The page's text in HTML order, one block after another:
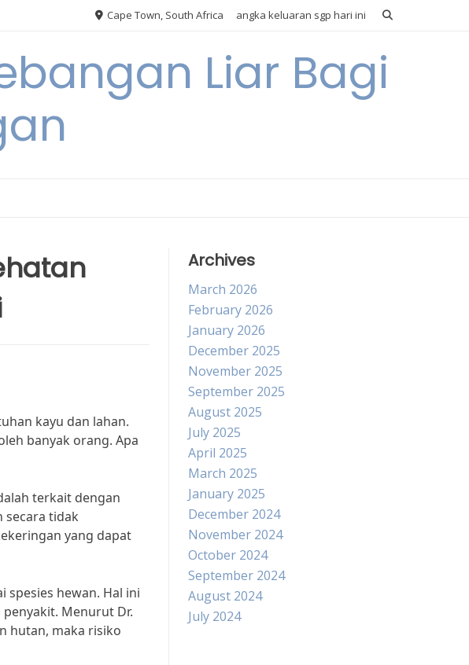
Cape Town, South Africa angka keluaran sgp hari ini
Liar Bagi
kayu dan lahan.
banyak orang. Apa
terkait dengan
secara tidak
yang dapat
hewan. Hal ini
Menurut Dr.
hutan, maka risiko
Archives
March 2026
February 2026
January 2026
December 2025
November 2025
September 2025
August 2025
July 2025
April 2025
March 2025
January 2025
December 2024
November 2024
October 2024
September 2024
August 2024
July 2024